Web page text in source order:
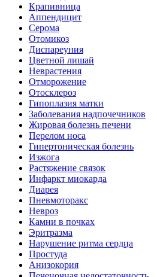
Крапивница
Аппендицит
Серома
Отомикоз
Диспареуния
Цветной лишай
Неврастения
Отморожение
Отосклероз
Гипоплазия матки
Заболевания надпочечников
Жировая болезнь печени
Перелом носа
Гипертоническая болезнь
Изжога
Растяжение связок
Инфаркт миокарда
Диарея
Пневмоторакс
Невроз
Камни в почках
Эритразма
Нарушение ритма сердца
Простуда
Анизокория